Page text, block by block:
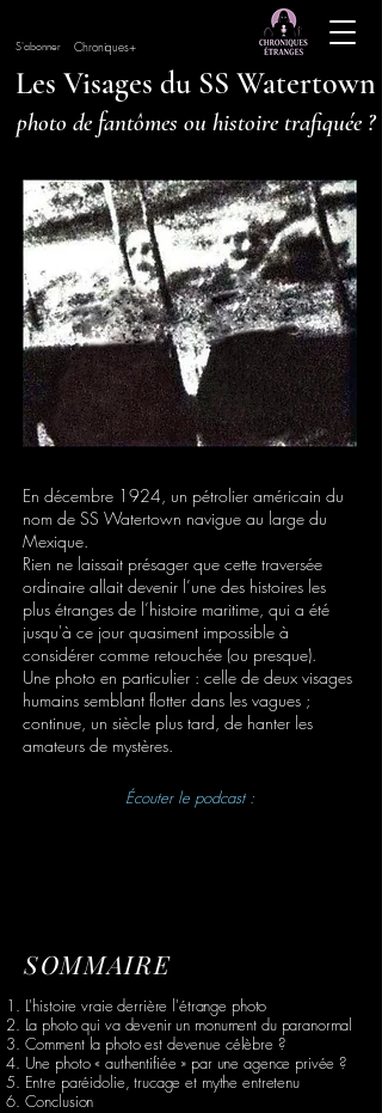
S'abonner Chroniques+
Les Visages du SS Watertown
photo de fantômes ou histoire trafiquée ?
En décembre 1924, un pétrolier américain du
nom de SS Watertown navigue au large du
Mexique.
Rien ne laissait présager que cette traversée
ordinaire allait devenir l’une des histoires les
plus étranges de l’histoire maritime, qui a été
jusqu'à ce jour quasiment impossible à
considérer comme retouchée (ou presque).
Une photo en particulier : celle de deux visages
humains semblant flotter dans les vagues ;
continue, un siècle plus tard, de hanter les
amateurs de mystères.
Écouter le podcast :
SOMMAIRE
1. L'histoire vraie derrière l'étrange photo
2. La photo qui va devenir un monument du paranormal
3. Comment la photo est devenue célèbre ?
4. Une photo « authentifiée » par une agence privée ?
5. Entre paréidolie, trucage et mythe entretenu
6. Conclusion